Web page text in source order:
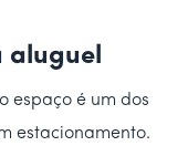
aluguel
espaço é um dos
estacionamento.